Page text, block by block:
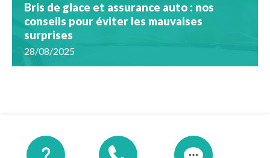
Bris de glace et assurance auto : nos
conseils pour éviter les mauvaises
surprises
28/08/2025